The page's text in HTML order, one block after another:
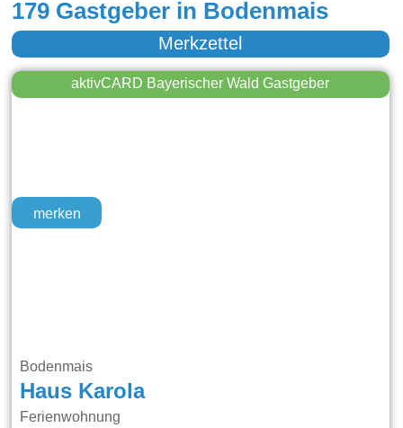
179 Gastgeber in Bodenmais
Merkzettel
merken
aktivCARD Bayerischer Wald Gastgeber
Bodenmais
Haus Karola
Ferienwohnung